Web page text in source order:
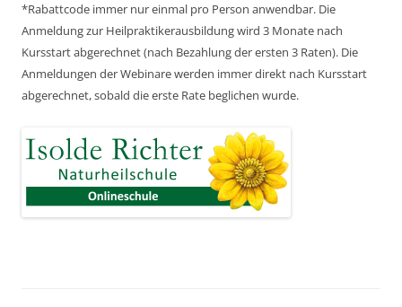
*Rabattcode immer nur einmal pro Person anwendbar. Die
Anmeldung zur Heilpraktikerausbildung wird 3 Monate nach
Kursstart abgerechnet(nach Bezahlung der ersten 3 Raten). Die
Anmeldungen der Webinare werden immer direkt nach Kursstart
abgerechnet,sobald die erste Rate beglichen wurde.